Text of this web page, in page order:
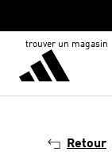
trouver un magasin
Retour